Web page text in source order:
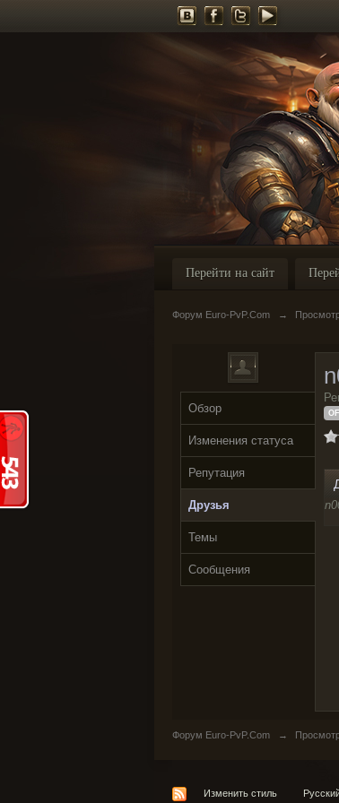
Перейти на сайт
Форум Euro-PvP.Com →
Обзор
Изменения статуса
Репутация
Друзья
Темы
Сообщения
Форум Euro-PvP.Com →
Изменить стиль